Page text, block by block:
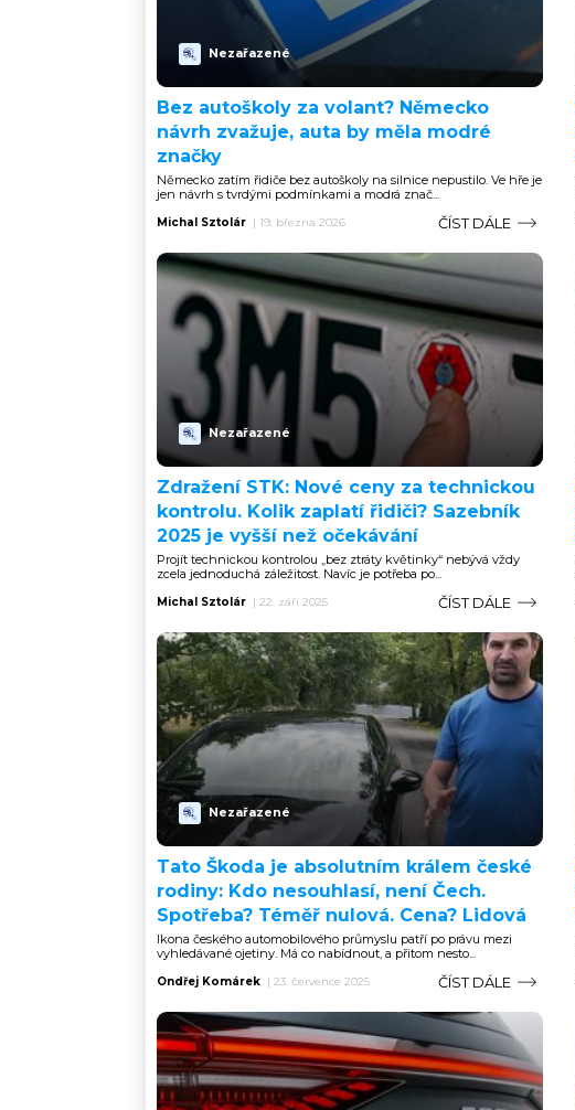
Nezařazené
Bez autoškoly za volant? Německo
návrh zvažuje, auta by měla modré
značky
Německo zatím řidiče bez autoškoly na silnice nepustilo. Ve hře je
jen návrh s tvrdými podmínkami a modrá znač...
Michal Sztolár | 19. března 2026 ČÍST DÁLE
Nezařazené
Zdražení STK: Nové ceny za technickou
kontrolu. Kolik zaplatí řidiči? Sazebník
2025 je vyšší než očekávání
Projít technickou kontrolou „bez ztráty květinky“ nebývá vždy
zcela jednoduchá záležitost. Navíc je potřeba po...
Michal Sztolár | 22. září 2025 ČÍST DÁLE
Nezařazené
Tato Škoda je absolutním králem české
rodiny: Kdo nesouhlasí, není Čech.
Spotřeba? Téměř nulová. Cena? Lidová
Ikona českého automobilového průmyslu patří po právu mezi
vyhledávané ojetiny. Má co nabídnout, a přitom nesto...
Ondřej Komárek | 23. července 2025 ČÍST DÁLE